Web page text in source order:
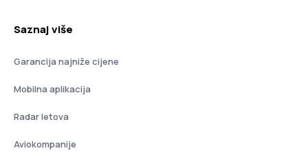
Saznaj više
Garancija najniže cijene
Mobilna aplikacija
Radar letova
Aviokompanije